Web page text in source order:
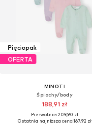
Pięciopak
OFERTA
MINOTI
Śpiochy/body
188,91 zł
Pierwotnie: 209,90 zł
Ostatnia najniższa cena:167,92 zł